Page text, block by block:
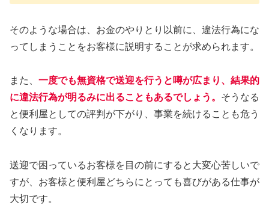
そのような場合は、お金のやりとり以前に、違法行為にな
ってしまうことをお客様に説明することが求められます。
また、 一度でも無資格で送迎を行うと噂が広まり、結果的
に違法行為が明るみに出ることもあるでしょう。 そうなる
と便利屋としての評判が下がり、事業を続けることも危う
くなります。
送迎で困っているお客様を目の前にすると大変心苦しいで
すが、お客様と便利屋どちらにとっても喜びがある仕事が
大切です。